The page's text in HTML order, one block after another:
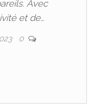
Avec
et de…
0